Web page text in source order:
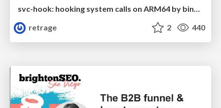
svc-hook: hooking system calls on ARM64 by binary rewriting
retrage
2 440